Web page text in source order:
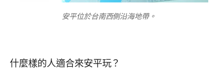
安平位於台南西側沿海地帶。
什麼樣的人適合來安平玩？